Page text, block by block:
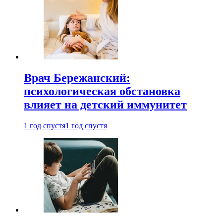
Врач Бережанский:
психологическая обстановка
влияет на детский иммунитет
1 год спустя1 год спустя